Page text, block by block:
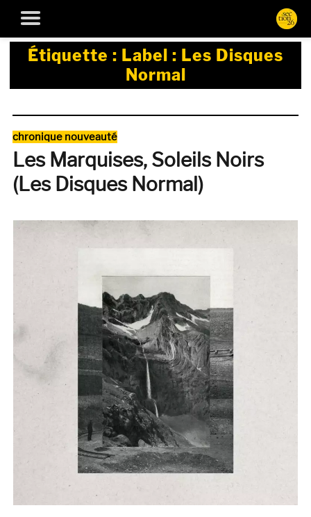
Étiquette : Label : Les Disques
Normal
Catégories
chronique nouveauté
Les Marquises, Soleils Noirs
(Les Disques Normal)